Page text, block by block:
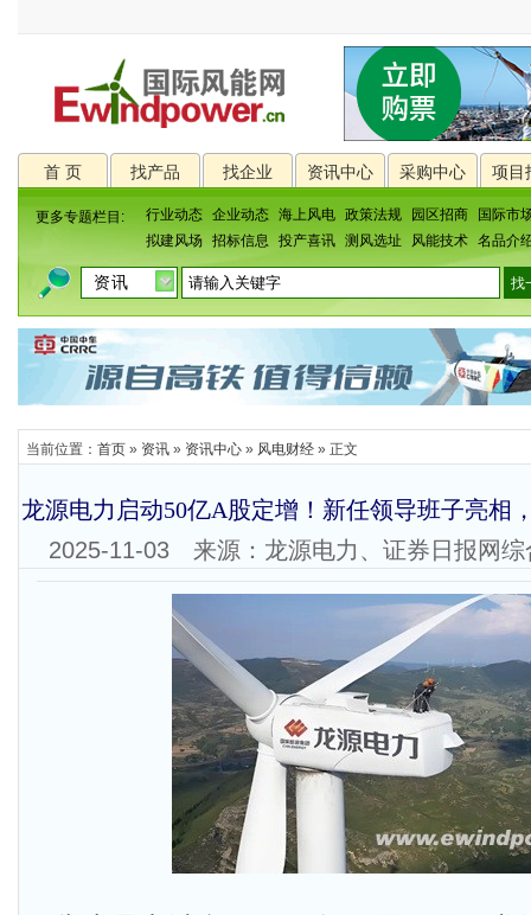
首 页 找产品 找企业 资讯中心 采购中心 项目
更多专题栏目: 行业动态 企业动态 海上风电 政策法规 园区招商
国际市
拟建风场
招标信息 投产喜讯 测风选址 风能技术 名品介
当前位置： 首页 » 资讯 » 资讯中心 » 风电财经 » 正文
龙源电力启动50亿A股定增！新任领导班子亮相
2025-11-03 来源：龙源电力、证券日报网